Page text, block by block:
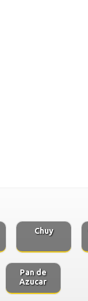
Chuy
Pan de
Azucar